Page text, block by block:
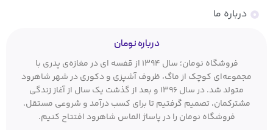
درباره ما
درباره نومان
فروشگاه نومان؛ سال ۱۳۹۴ از قفسه ای در مغازه‌ی پدری با
مجموعه‌ای کوچک از ماگ، ظروف آشپزی و دکوری در شهر شاهرود
متولد شد. در سال ۱۳۹۶ و بعد از گذشت یک سال از آغاز زندگی
مشترکمان، تصمیم گرفتیم تا برای کسب درآمد و شروعی مستقل،
فروشگاه نومان را در پاساژ الماس شاهرود افتتاح کنیم.